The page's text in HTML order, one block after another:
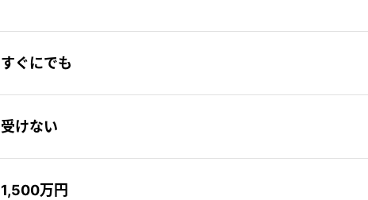
すぐにでも
受けない
1,500万円